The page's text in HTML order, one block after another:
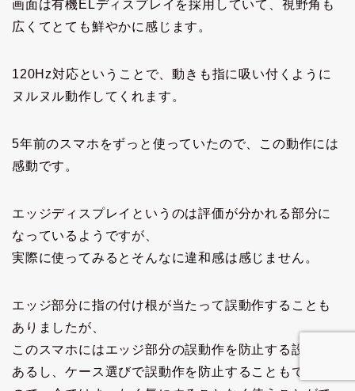
画面は有機ELディスプレイを採用していて、視野角も
広くてとても鮮やかに感じます。
120Hz対応ということで、動きも指に吸い付くように
ヌルヌル動作してくれます。
5年前のスマホをずっと使っていたので、この動作には
感動です。
エッジディスプレイというのは評価が分かれる部分に
なっているようですが、
実際に使ってみるとそんなに違和感は感じません。
エッジ部分に指の付け根が当たって誤動作することも
ありましたが、
このスマホにはエッジ部分の誤動作を防止する設定も
あるし、ケース選びで誤動作を防止することもできる